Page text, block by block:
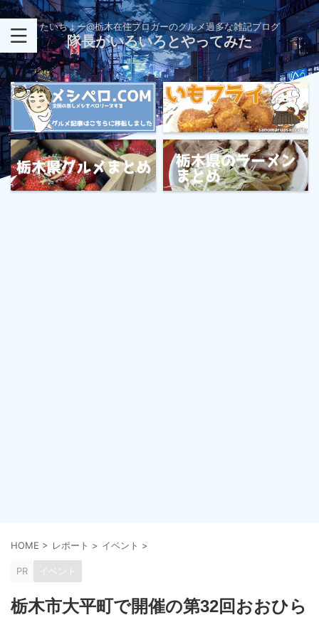
たいちょー@栃木在住ブロガーのグルメ過多な雑記ブログ
隊長がいろいろとやってみた
HOME > レポート > イベント >
PR イベント
栃木市大平町で開催の第32回おおひら